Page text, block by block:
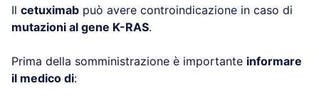
Il cetuximab può avere controindicazione in caso di
mutazioni al gene K-RAS.
Prima della somministrazione è importante informare
il medico di: